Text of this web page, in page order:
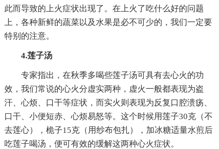
此而导致的上火症状出现了。在上火了吃什么好的问题
上，各种新鲜的蔬菜以及水果是必不可少的，我们一定要
特别的注意。
4.莲子汤
专家指出，在秋季多喝些莲子汤可具有去心火的功
效，我们常说的心火分虚实两种，虚火一般都表现为盗
汗、心烦、口干等症状，而实火则表现为反复口腔溃疡、
口干、小便短赤、心烦易怒等。这个时候用莲子30克（不
去莲心），桅子15克（用纱布包扎），加冰糖适量水煎后
吃莲子喝汤，便可有效的缓解这两种心火症状。